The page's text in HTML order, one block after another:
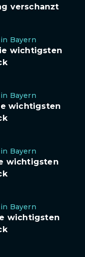
verschanzt
Bayern
wichtigsten
Bayern
wichtigsten
Bayern
wichtigsten
Bayern
wichtigsten